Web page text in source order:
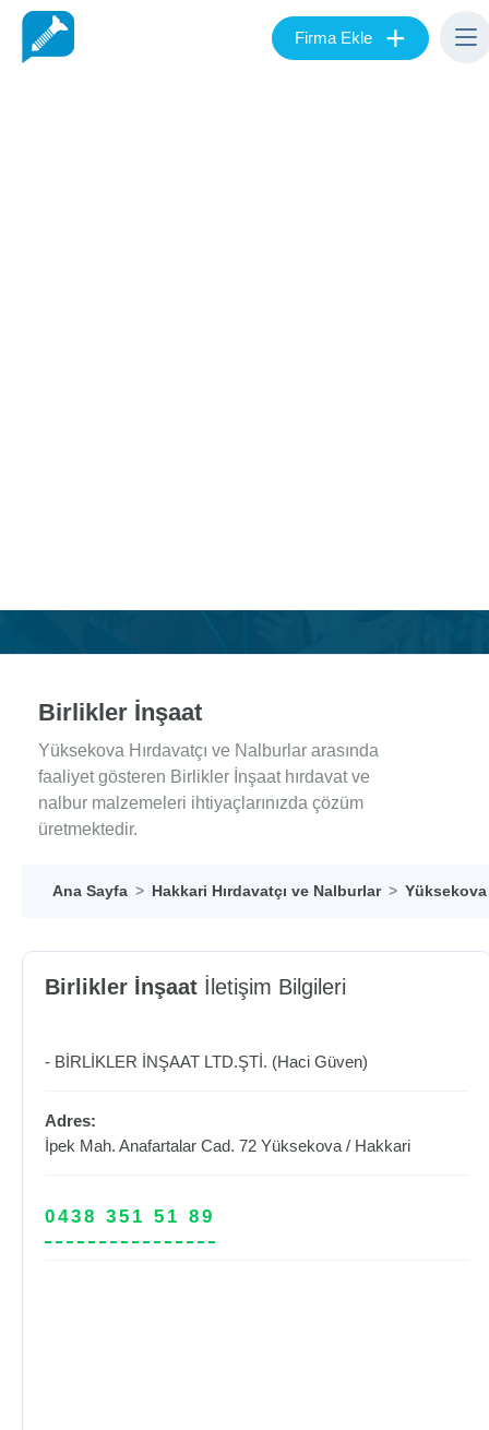
Firma Ekle +
Birlikler İnşaat
Yüksekova Hırdavatçı ve Nalburlar arasında
faaliyet gösteren Birlikler İnşaat hırdavat ve
nalbur malzemeleri ihtiyaçlarınızda çözüm
üretmektedir.
Ana Sayfa Hakkari Hırdavatçı ve Nalburlar Yüksekova
Birlikler İnşaat İletişim Bilgileri
- BİRLİKLER İNŞAAT LTD.ŞTİ. (Haci Güven)
Adres:
İpek Mah. Anafartalar Cad. 72 Yüksekova / Hakkari
0438 351 51 89